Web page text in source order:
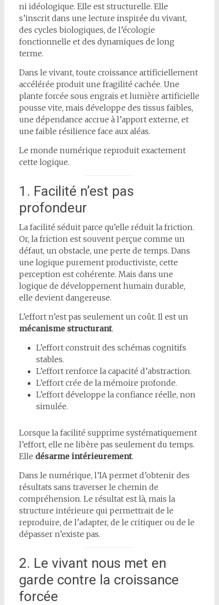
ni idéologique. Elle est structurelle. Elle
s’inscrit dans une lecture inspirée du vivant,
des cycles biologiques, de l’écologie
fonctionnelle et des dynamiques de long
terme.
Dans le vivant, toute croissance artificiellement
accélérée produit une fragilité cachée. Une
plante forcée sous engrais et lumière artificielle
pousse vite, mais développe des tissus faibles,
une dépendance accrue à l’apport externe, et
une faible résilience face aux aléas.
Le monde numérique reproduit exactement
cette logique.
1. Facilité n’est pas
profondeur
La facilité séduit parce qu’elle réduit la friction.
Or, la friction est souvent perçue comme un
défaut, un obstacle, une perte de temps. Dans
une logique purement productiviste, cette
perception est cohérente. Mais dans une
logique de développement humain durable,
elle devient dangereuse.
L’effort n’est pas seulement un coût. Il est un
mécanisme structurant.
L’effort construit des schémas cognitifs
stables.
L’effort renforce la capacité d’abstraction.
L’effort crée de la mémoire profonde.
L’effort développe la confiance réelle, non
simulée.
Lorsque la facilité supprime systématiquement
l’effort, elle ne libère pas seulement du temps.
Elle désarme intérieurement.
Dans le numérique, l’IA permet d’obtenir des
résultats sans traverser le chemin de
compréhension. Le résultat est là, mais la
structure intérieure qui permettrait de le
reproduire, de l’adapter, de le critiquer ou de le
dépasser n’existe pas.
2. Le vivant nous met en
garde contre la croissance
forcée